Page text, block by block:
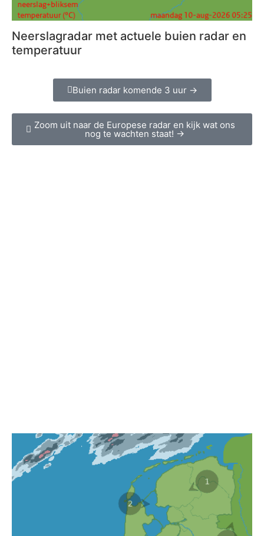
Neerslagradar met actuele buien radar en
temperatuur
Buien radar komende 3 uur →
Zoom uit naar de Europese radar en kijk wat ons
nog te wachten staat! →